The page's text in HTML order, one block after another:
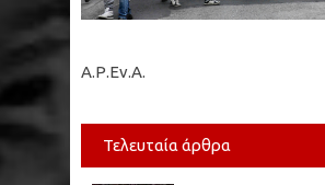
Α.Ρ.Εν.Α.
Τελευταία άρθρα